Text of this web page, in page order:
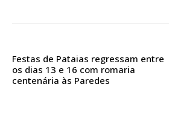
Festas de Pataias regressam entre
os dias 13 e 16 com romaria
centenária às Paredes